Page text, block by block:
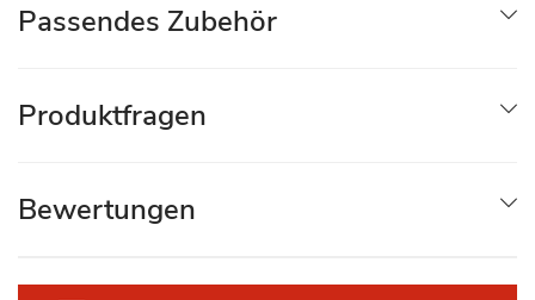
Passendes Zubehör
Produktfragen
Bewertungen